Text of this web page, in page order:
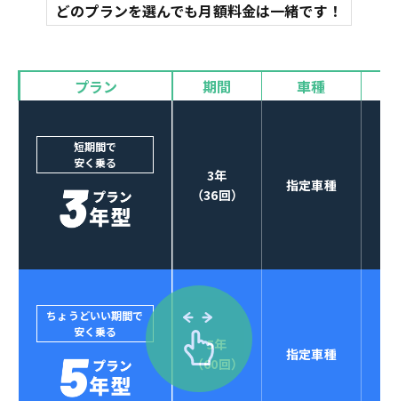
オイル交換 諸費用
マット
バイザー
3
オプションも選べる！
POINT
4
セブンマックスなら
クレジットカード払い可能
どのプランを選んでも月額料金は一緒です！
プラン 期間 車種
短期間で
安く乗る
3年
（36回）
指定車種
ちょうどいい期間で
安く乗る
5年
（60回）
指定車種